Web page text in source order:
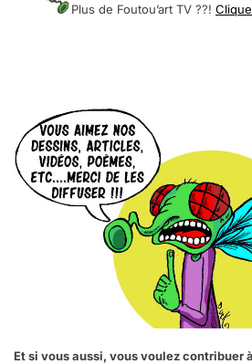
Plus de Foutou’art TV ??!
Et si vous aussi, vous voulez contribuer